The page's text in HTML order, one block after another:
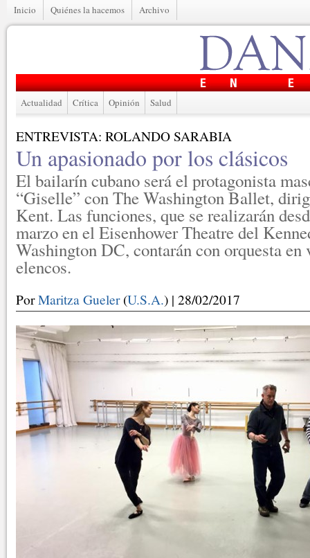
Inicio Quiénes la hacemos Archivo
Actualidad Crítica Opinión Salud
ENTREVISTA: ROLANDO SARABIA
Un apasionado por los clásicos
El bailarín cubano será el protagonista
“Giselle” con The Washington Ballet,
Kent. Las funciones, que se realizarán
marzo en el Eisenhower Theatre del
Washington DC, contarán con orquesta
elencos.
PorMaritza Gueler(U.S.A.) | 28/02/2017